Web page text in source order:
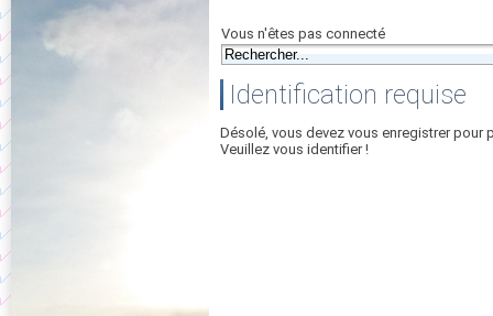
Vous n'êtes pas connecté
Identification requise
Désolé, vous devez vous enregistrer pour
Veuillez vous identifier !